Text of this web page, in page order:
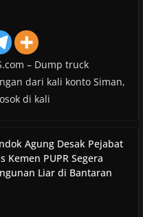
– Dump truck
dari kali konto Siman,
di kali
Agung Desak Pejabat
Kemen PUPR Segera
Liar di Bantaran